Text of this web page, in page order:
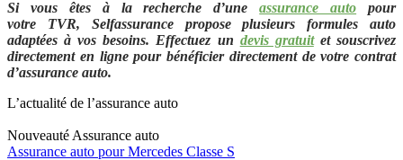
Si vous êtes à la recherche d’uneassurance auto pour
votre TVR, Selfassurance propose plusieurs formules auto
adaptées à vos besoins. Effectuez un devis gratuit et souscrivez
directement en ligne pour bénéficier directement de votre contrat
d’assurance auto.
L’actualité de l’assurance auto
Nouveauté Assurance auto
Assurance auto pour Mercedes Classe S